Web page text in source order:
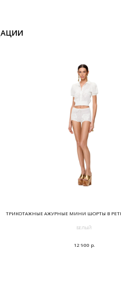
ТРИКОТАЖНЫЕ АЖУРНЫЕ МИНИ ШОРТЫ В
БЕЛЫЙ
12 900 р.